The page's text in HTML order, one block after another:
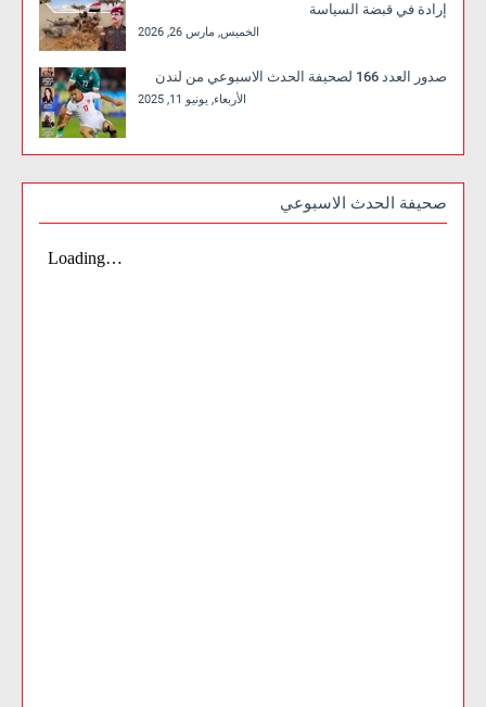
إرادة في قبضة السياسة
الخميس, مارس 26, 2026
صدور العدد 166 لصحيفة الحدث الاسبوعي من لندن
الأربعاء, يونيو 11, 2025
صحيفة الحدث الاسبوعي